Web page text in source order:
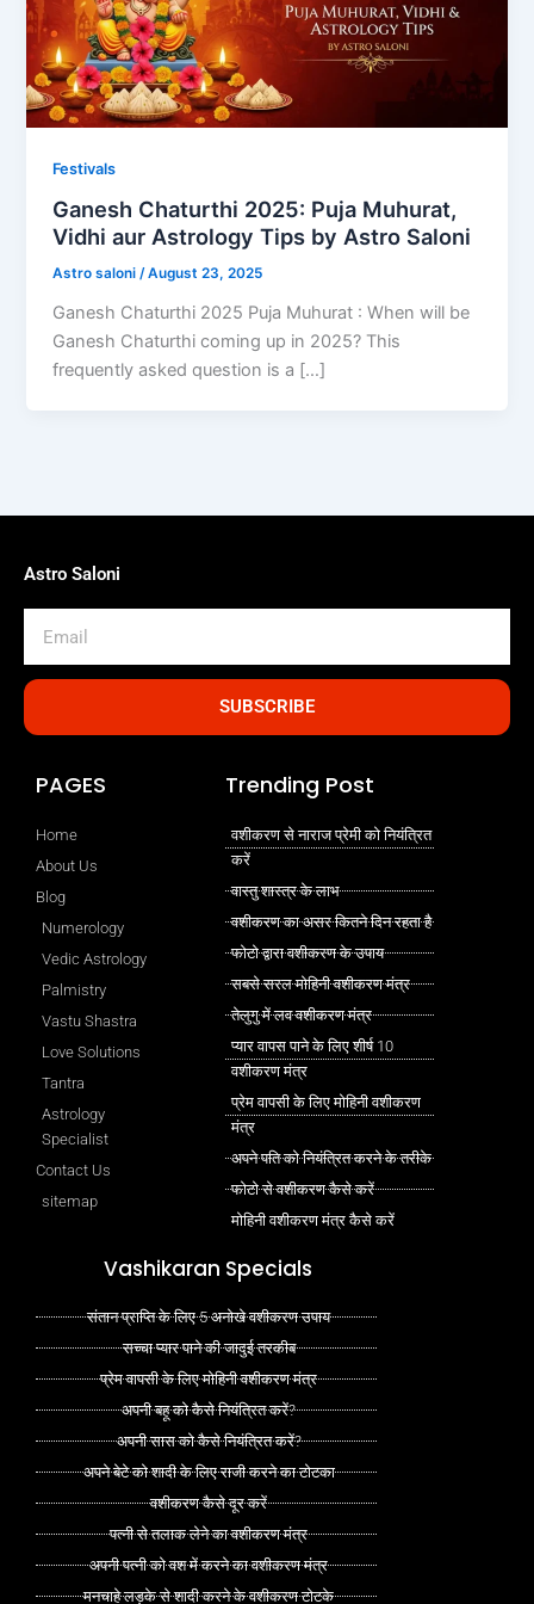
Festivals
Ganesh Chaturthi 2025: Puja Muhurat,
Vidhi aur Astrology Tips by Astro Saloni
Astro saloni/August 23, 2025
Ganesh Chaturthi 2025 Puja Muhurat : When will be
Ganesh Chaturthi coming up in 2025? This
frequently asked question is a […]
Astro Saloni
SUBSCRIBE
PAGES
Home
About Us
Blog
Numerology
Vedic Astrology
Palmistry
Vastu Shastra
Love Solutions
Tantra
Astrology
Specialist
Contact Us
sitemap
Trending Post
वशीकरण से नाराज प्रेमी को नियंत्रित
करें
वास्तु शास्त्र के लाभ
वशीकरण का असर कितने दिन रहता है
फोटो द्वारा वशीकरण के उपाय
सबसे सरल मोहिनी वशीकरण मंत्र
तेलुगु में लव वशीकरण मंत्र
प्यार वापस पाने के लिए शीर्ष 10
वशीकरण मंत्र
प्रेम वापसी के लिए मोहिनी वशीकरण
मंत्र
अपने पति को नियंत्रित करने के तरीके
फोटो से वशीकरण कैसे करें
मोहिनी वशीकरण मंत्र कैसे करें
Vashikaran Specials
संतान प्राप्ति के लिए 5 अनोखे वशीकरण उपाय
सच्चा प्यार पाने की जादुई तरकीब
प्रेम वापसी के लिए मोहिनी वशीकरण मंत्र
अपनी बहू को कैसे नियंत्रित करें?
अपनी सास को कैसे नियंत्रित करें?
अपने बेटे को शादी के लिए राजी करने का टोटका
वशीकरण कैसे दूर करें
पत्नी से तलाक लेने का वशीकरण मंत्र
अपनी पत्नी को वश में करने का वशीकरण मंत्र
मनचाहे लड़के से शादी करने के वशीकरण टोटके